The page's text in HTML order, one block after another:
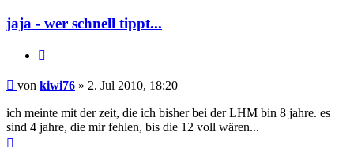
jaja - wer schnell tippt...
Beitrag
von kiwi76 » 2. Jul 2010, 18:20
ich meinte mit der zeit, die ich bisher bei der LHM bin 8 jahre. es
sind 4 jahre, die mir fehlen, bis die 12 voll wären...